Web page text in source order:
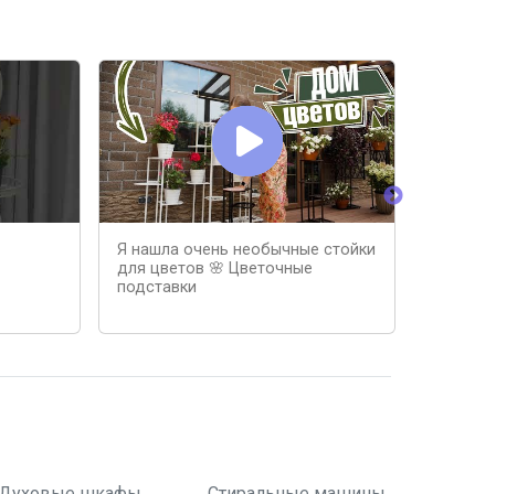
Я нашла очень необычные стойки
для цветов 🌸 Цветочные
подставки